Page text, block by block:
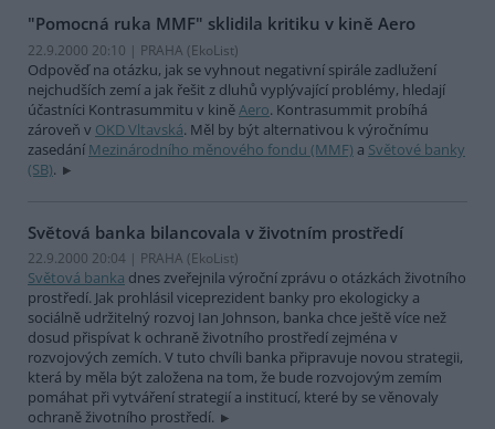
"Pomocná ruka MMF" sklidila kritiku v kině Aero
22.9.2000 20:10 | PRAHA (EkoList)
Odpověď na otázku, jak se vyhnout negativní spirále zadlužení
nejchudších zemí a jak řešit z dluhů vyplývající problémy, hledají
účastníci Kontrasummitu v kiněAero. Kontrasummit probíhá
zároveň v OKD Vltavská. Měl by být alternativou k výročnímu
zasedání Mezinárodního měnového fondu (MMF) a Světové banky
(SB).
Světová banka bilancovala v životním prostředí
22.9.2000 20:04 | PRAHA (EkoList)
Světová banka dnes zveřejnila výroční zprávu o otázkách životního
prostředí. Jak prohlásil viceprezident banky pro ekologicky a
sociálně udržitelný rozvoj Ian Johnson, banka chce ještě více než
dosud přispívat k ochraně životního prostředí zejména v
rozvojových zemích. V tuto chvíli banka připravuje novou strategii,
která by měla být založena na tom, že bude rozvojovým zemím
pomáhat při vytváření strategií a institucí, které by se věnovaly
ochraně životního prostředí.